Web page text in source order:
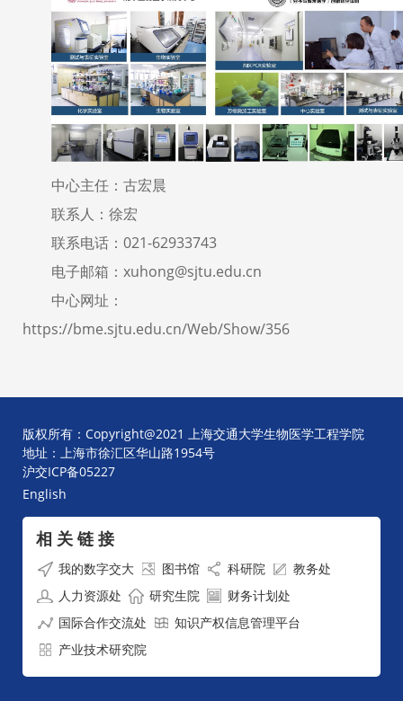
中心主任：古宏晨
联系人：徐宏
联系电话：021-62933743
电子邮箱：xuhong@sjtu.edu.cn
中心网址：
https://bme.sjtu.edu.cn/Web/Show/356
版权所有：Copyright@2021 上海交通大学生物医学工程学院
地址：上海市徐汇区华山路1954号
沪交ICP备05227
English
相 关 链 接
我的数字交大 图书馆 科研院
教务处
人力资源处
研究生院
财务计划处
国际合作交流处
知识产权信息管理平台
产业技术研究院